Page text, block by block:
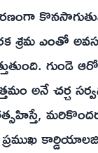
శ్రమ
గుండె
అనే చర్చ